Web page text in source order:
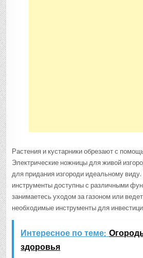
Растения и кустарники обрезают с
Электрические ножницы для живой
для придания изгороди идеальному
инструменты доступны с различными
занимаетесь уходом за газоном или
необходимые инструменты для
Интересное по теме:
здоровья